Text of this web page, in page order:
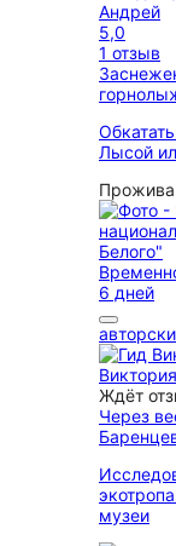
Андрей
5,0
1 отзыв
Лысой
6 дней
Виктория
Ждёт
Через
музеи